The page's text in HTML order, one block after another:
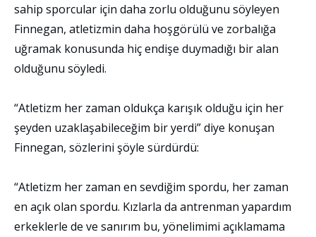
sahip sporcular için daha zorlu olduğunu söyleyen
Finnegan, atletizmin daha hoşgörülü ve zorbalığa
uğramak konusunda hiç endişe duymadığı bir alan
olduğunu söyledi.
“Atletizm her zaman oldukça karışık olduğu için her
şeyden uzaklaşabileceğim bir yerdi” diye konuşan
Finnegan, sözlerini şöyle sürdürdü:
“Atletizm her zaman en sevdiğim spordu, her zaman
en açık olan spordu. Kızlarla da antrenman yapardım
erkeklerle de ve sanırım bu, yönelimimi açıklamama